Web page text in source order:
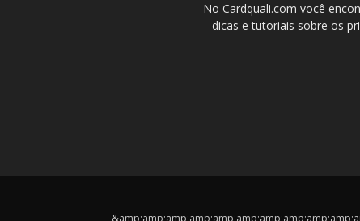
No Cardquali.com você
dicas e tutoriais sobre os